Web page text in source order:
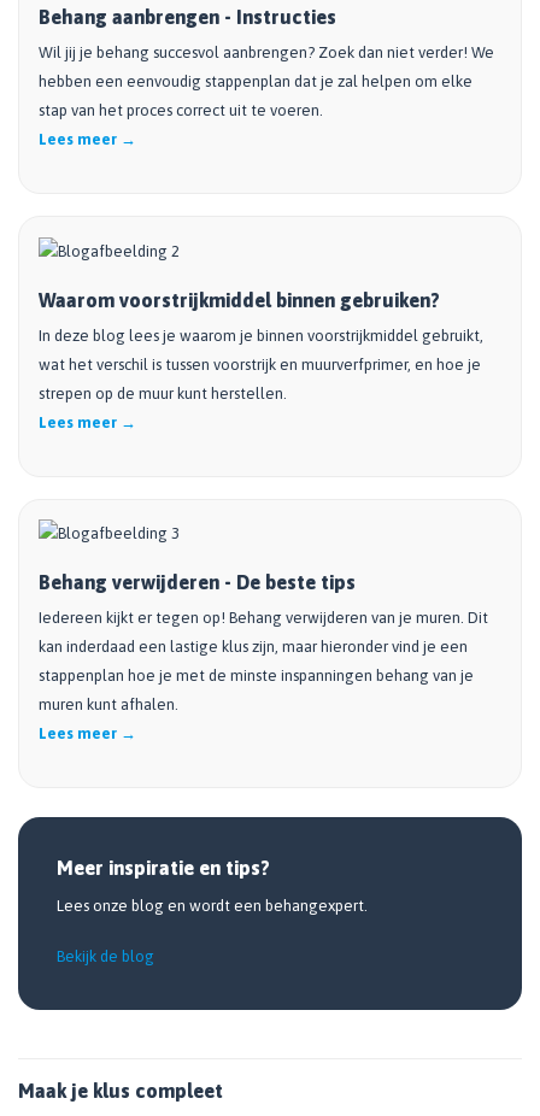
Behang aanbrengen - Instructies
Wil jij je behang succesvol aanbrengen? Zoek dan niet verder! We
hebben een eenvoudig stappenplan dat je zal helpen om elke
stap van het proces correct uit te voeren.
Lees meer →
Waarom voorstrijkmiddel binnen gebruiken?
In deze blog lees je waarom je binnen voorstrijkmiddel gebruikt,
wat het verschil is tussen voorstrijk en muurverfprimer, en hoe je
strepen op de muur kunt herstellen.
Lees meer →
Behang verwijderen - De beste tips
Iedereen kijkt er tegen op! Behang verwijderen van je muren. Dit
kan inderdaad een lastige klus zijn, maar hieronder vind je een
stappenplan hoe je met de minste inspanningen behang van je
muren kunt afhalen.
Lees meer →
Meer inspiratie en tips?
Lees onze blog en wordt een behangexpert.
Bekijk de blog
Maak je klus compleet